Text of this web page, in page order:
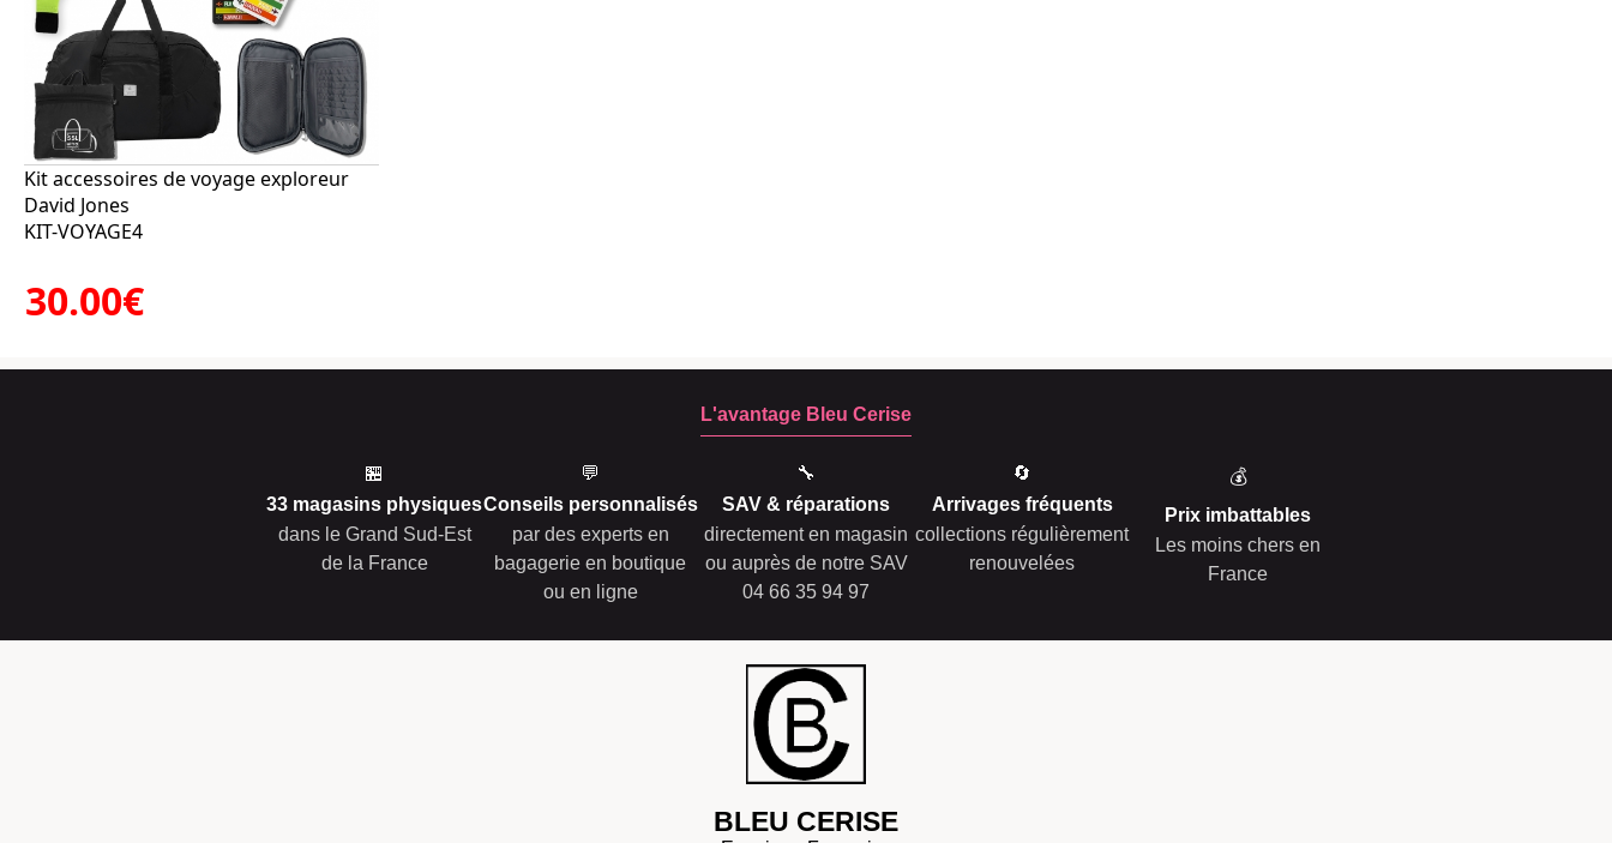
Kit accessoires de voyage exploreur
David Jones
KIT-VOYAGE4
30.00€
L'avantage Bleu Cerise
🏪
33 magasins physiques
dans le Grand Sud-Est
de la France
💬
Conseils personnalisés
par des experts en
bagagerie en boutique
ou en ligne
🔧
SAV & réparations
directement en magasin
ou auprès de notre SAV
04 66 35 94 97
🔄
Arrivages fréquents
collections régulièrement
renouvelées
💰
Prix imbattables
Les moins chers en
France
BLEU CERISE